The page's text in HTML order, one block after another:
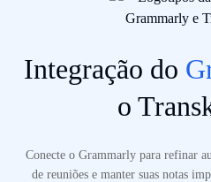
Integração do
o
Conecte o Grammarly para refinar
de reuniões e manter suas notas